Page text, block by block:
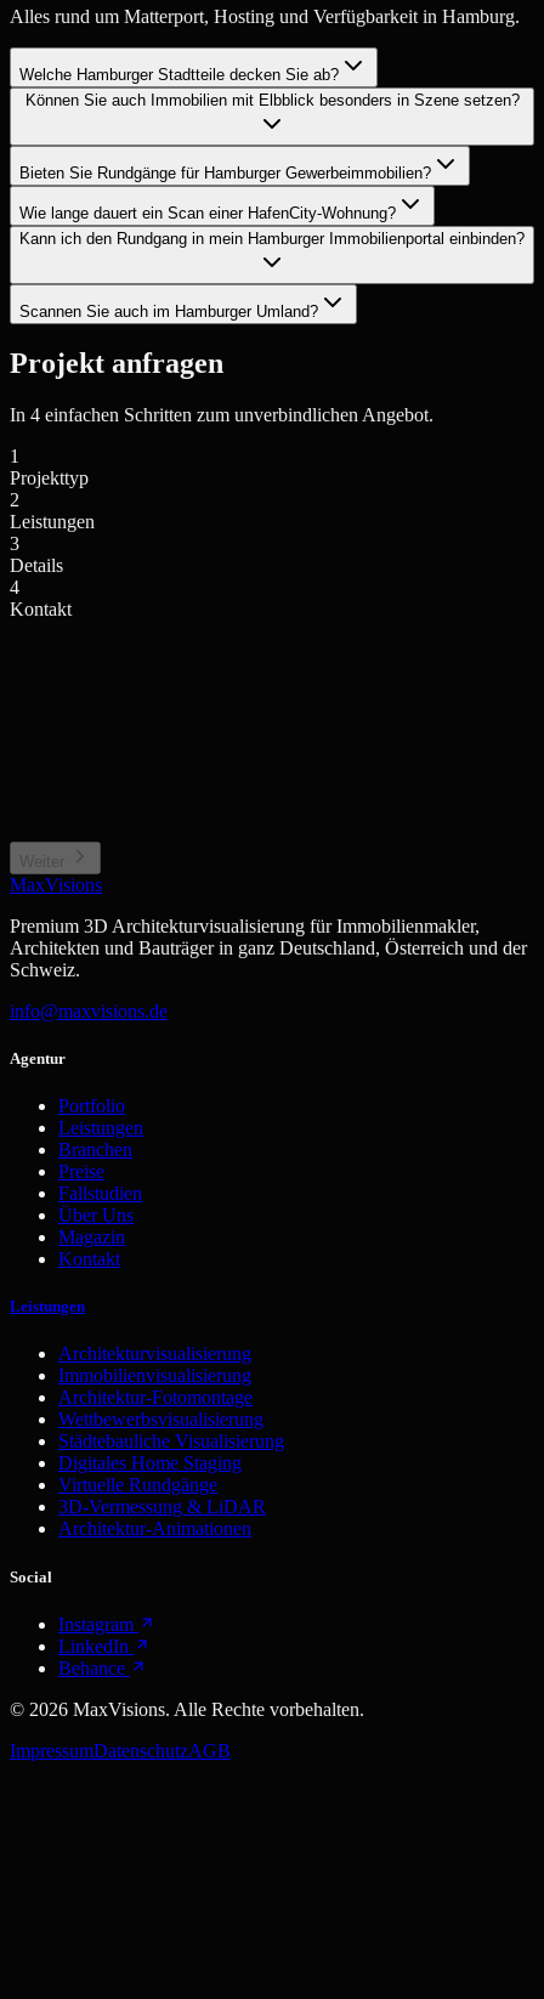
Alles rund um Matterport, Hosting und Verfügbarkeit in Hamburg.
Welche Hamburger Stadtteile decken Sie ab?
Können Sie auch Immobilien mit Elbblick besonders in Szene setzen?
Bieten Sie Rundgänge für Hamburger Gewerbeimmobilien?
Wie lange dauert ein Scan einer HafenCity-Wohnung?
Kann ich den Rundgang in mein Hamburger Immobilienportal einbinden?
Scannen Sie auch im Hamburger Umland?
Projekt anfragen
In 4 einfachen Schritten zum unverbindlichen Angebot.
1
Projekttyp
2
Leistungen
3
Details
4
Kontakt
Weiter
MaxVisions
Premium 3D Architekturvisualisierung für Immobilienmakler,
Architekten und Bauträger in ganz Deutschland, Österreich und der
Schweiz.
info@maxvisions.de
Agentur
Portfolio
Leistungen
Branchen
Preise
Fallstudien
Über Uns
Magazin
Kontakt
Leistungen
Architekturvisualisierung
Immobilienvisualisierung
Architektur-Fotomontage
Wettbewerbsvisualisierung
Städtebauliche Visualisierung
Digitales Home Staging
Virtuelle Rundgänge
3D-Vermessung & LiDAR
Architektur-Animationen
Social
Instagram
LinkedIn
Behance
© 2026 MaxVisions. Alle Rechte vorbehalten.
ImpressumDatenschutzAGB